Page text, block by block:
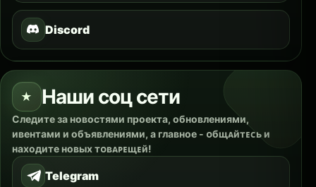
Discord
★ Наши соц сети
Следите за новостями проекта, обновлениями,
ивентами и объявлениями, а главное - ᴏбщᴀйтᴇᴄь и
находите новых тᴏʙᴀᴘᴇщᴇй!
Telegram